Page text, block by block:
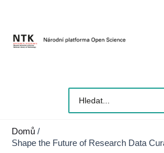
obsah
pro:
Domů
Shape the Future of Research Data